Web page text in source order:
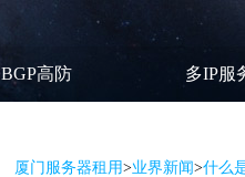
BGP高防 多IP服
厦门服务器租用>业界新闻>什么